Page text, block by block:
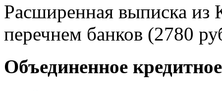
Расширенная выписка из
перечнем банков (2780
Объединенное